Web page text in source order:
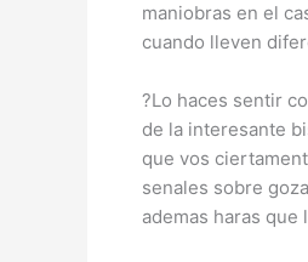
maniobras en el
cuando lleven
?Lo haces sentir
de la interesante
que vos
senales sobre
ademas haras